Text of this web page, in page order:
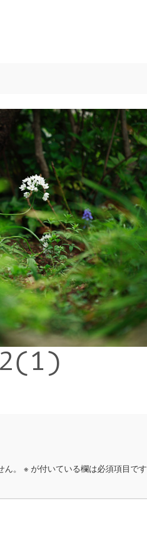
2(1)
。 ※ が付いている欄は必須項目です